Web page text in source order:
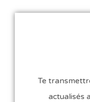
Te
actualisés